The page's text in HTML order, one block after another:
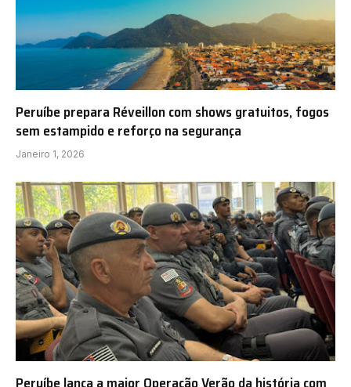
Peruíbe prepara Réveillon com shows gratuitos, fogos
sem estampido e reforço na segurança
Janeiro 1, 2026